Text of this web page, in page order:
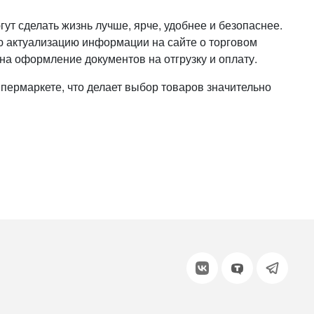
сделать жизнь лучше, ярче, удобнее и безопаснее.
актуализацию информации на сайте о торговом
оформление документов на отгрузку и оплату.
что делает выбор товаров значительно